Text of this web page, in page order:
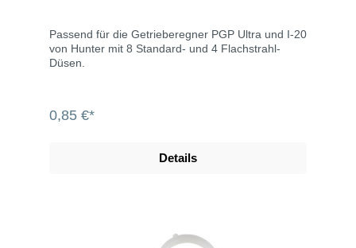
Passend für die Getrieberegner PGP Ultra und I-20
von Hunter mit 8 Standard- und 4 Flachstrahl-
Düsen.
0,85 €*
Details